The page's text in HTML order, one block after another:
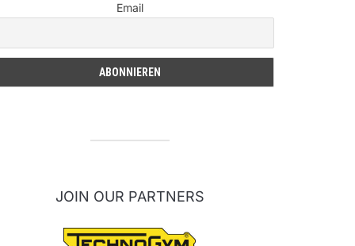
Email
JOIN OUR PARTNERS